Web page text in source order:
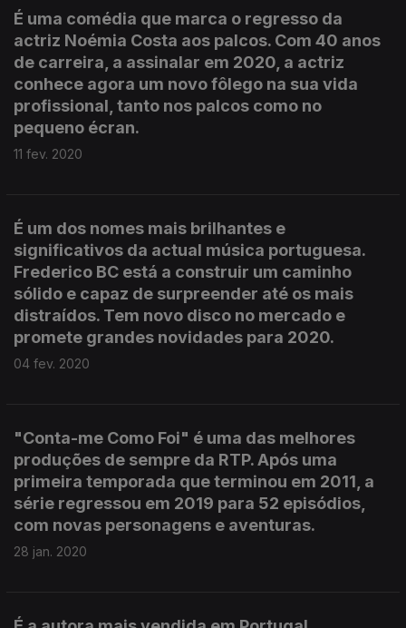
É uma comédia que marca o regresso da
actriz Noémia Costa aos palcos. Com 40 anos
de carreira, a assinalar em 2020, a actriz
conhece agora um novo fôlego na sua vida
profissional, tanto nos palcos como no
pequeno écran.
11 fev. 2020
É um dos nomes mais brilhantes e
significativos da actual música portuguesa.
Frederico BC está a construir um caminho
sólido e capaz de surpreender até os mais
distraídos. Tem novo disco no mercado e
promete grandes novidades para 2020.
04 fev. 2020
"Conta-me Como Foi" é uma das melhores
produções de sempre da RTP. Após uma
primeira temporada que terminou em 2011, a
série regressou em 2019 para 52 episódios,
com novas personagens e aventuras.
28 jan. 2020